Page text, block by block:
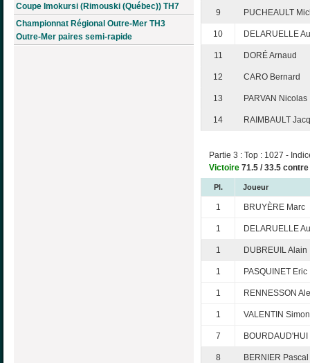
Coupe Imokursi (Rimouski (Québec)) TH7
Championnat Régional Outre-Mer TH3
Outre-Mer paires semi-rapide
9 PUCHEAULT
10 DELARUELLE
11 DORÉ Arnaud
12 CARO Bernard
13 PARVAN Nicolas
14 RAIMBAULT
Partie 3 : Top : 1027 -
Victoire 71.5 / 33.5 contre
Pl. Joueur
1 BRUYÈRE Marc
1 DELARUELLE
1 DUBREUIL Alain
1 PASQUINET Eric
1 RENNESSON
1 VALENTIN Simon
7
8 BERNIER Pascal